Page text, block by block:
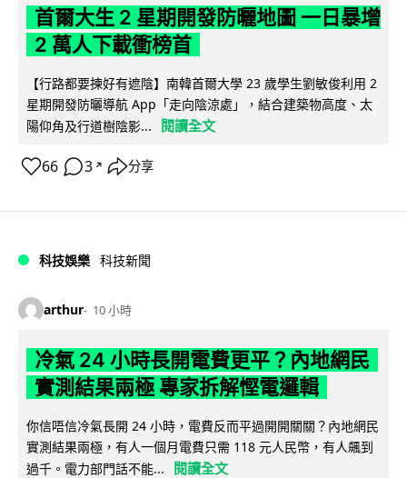
首爾大生 2 星期開發防曬地圖 一日暴增
2 萬人下載衝榜首
【行路都要揀好有遮陰】南韓首爾大學 23 歲學生劉敏俊利用 2
星期開發防曬導航 App「走向陰涼處」，結合建築物高度、太
陽仰角及行道樹陰影...
閱讀全文
66 3 ↗ 分享
科技娛樂 科技新聞
arthur 10 小時
冷氣 24 小時長開電費更平？內地網民
實測結果兩極 專家拆解慳電邏輯
你信唔信冷氣長開 24 小時，電費反而平過開開關關？內地網民
實測結果兩極，有人一個月電費只需 118 元人民幣，有人飆到
過千。電力部門話不能...
閱讀全文